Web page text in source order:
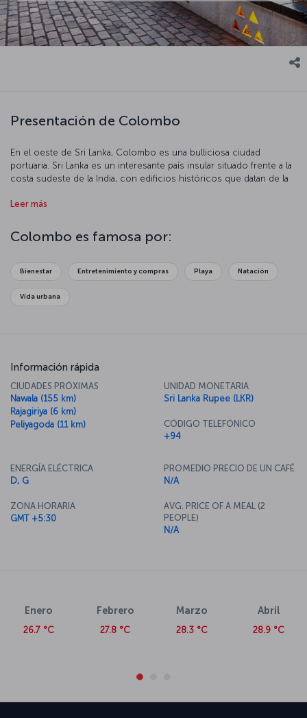
Presentación de Colombo
En el oeste de Sri Lanka, Colombo es una bulliciosa ciudad
portuaria. Sri Lanka es un interesante país insular situado frente a la
costa sudeste de la India, con edificios históricos que datan de la
la carrera y animales de granja vagando entre los rascacielos.
Leer más
Colombo es famosa por:
Bienestar Entretenimiento y compras Playa Natación
Vida urbana
Información rápida
CIUDADES PRÓXIMAS
Nawala (155 km)
Rajagiriya (6 km)
Peliyagoda (11 km)
UNIDAD MONETARIA
Sri Lanka Rupee (LKR)
CÓDIGO TELEFÓNICO
+94
ENERGÍA ELÉCTRICA
D, G
ZONA HORARIA
GMT +5:30
PROMEDIO PRECIO DE UN CAFÉ
N/A
AVG. PRICE OF A MEAL (2
PEOPLE)
N/A
Enero
26.7 °C
Febrero
27.8 °C
Marzo
28.3 °C
Abril
28.9 °C